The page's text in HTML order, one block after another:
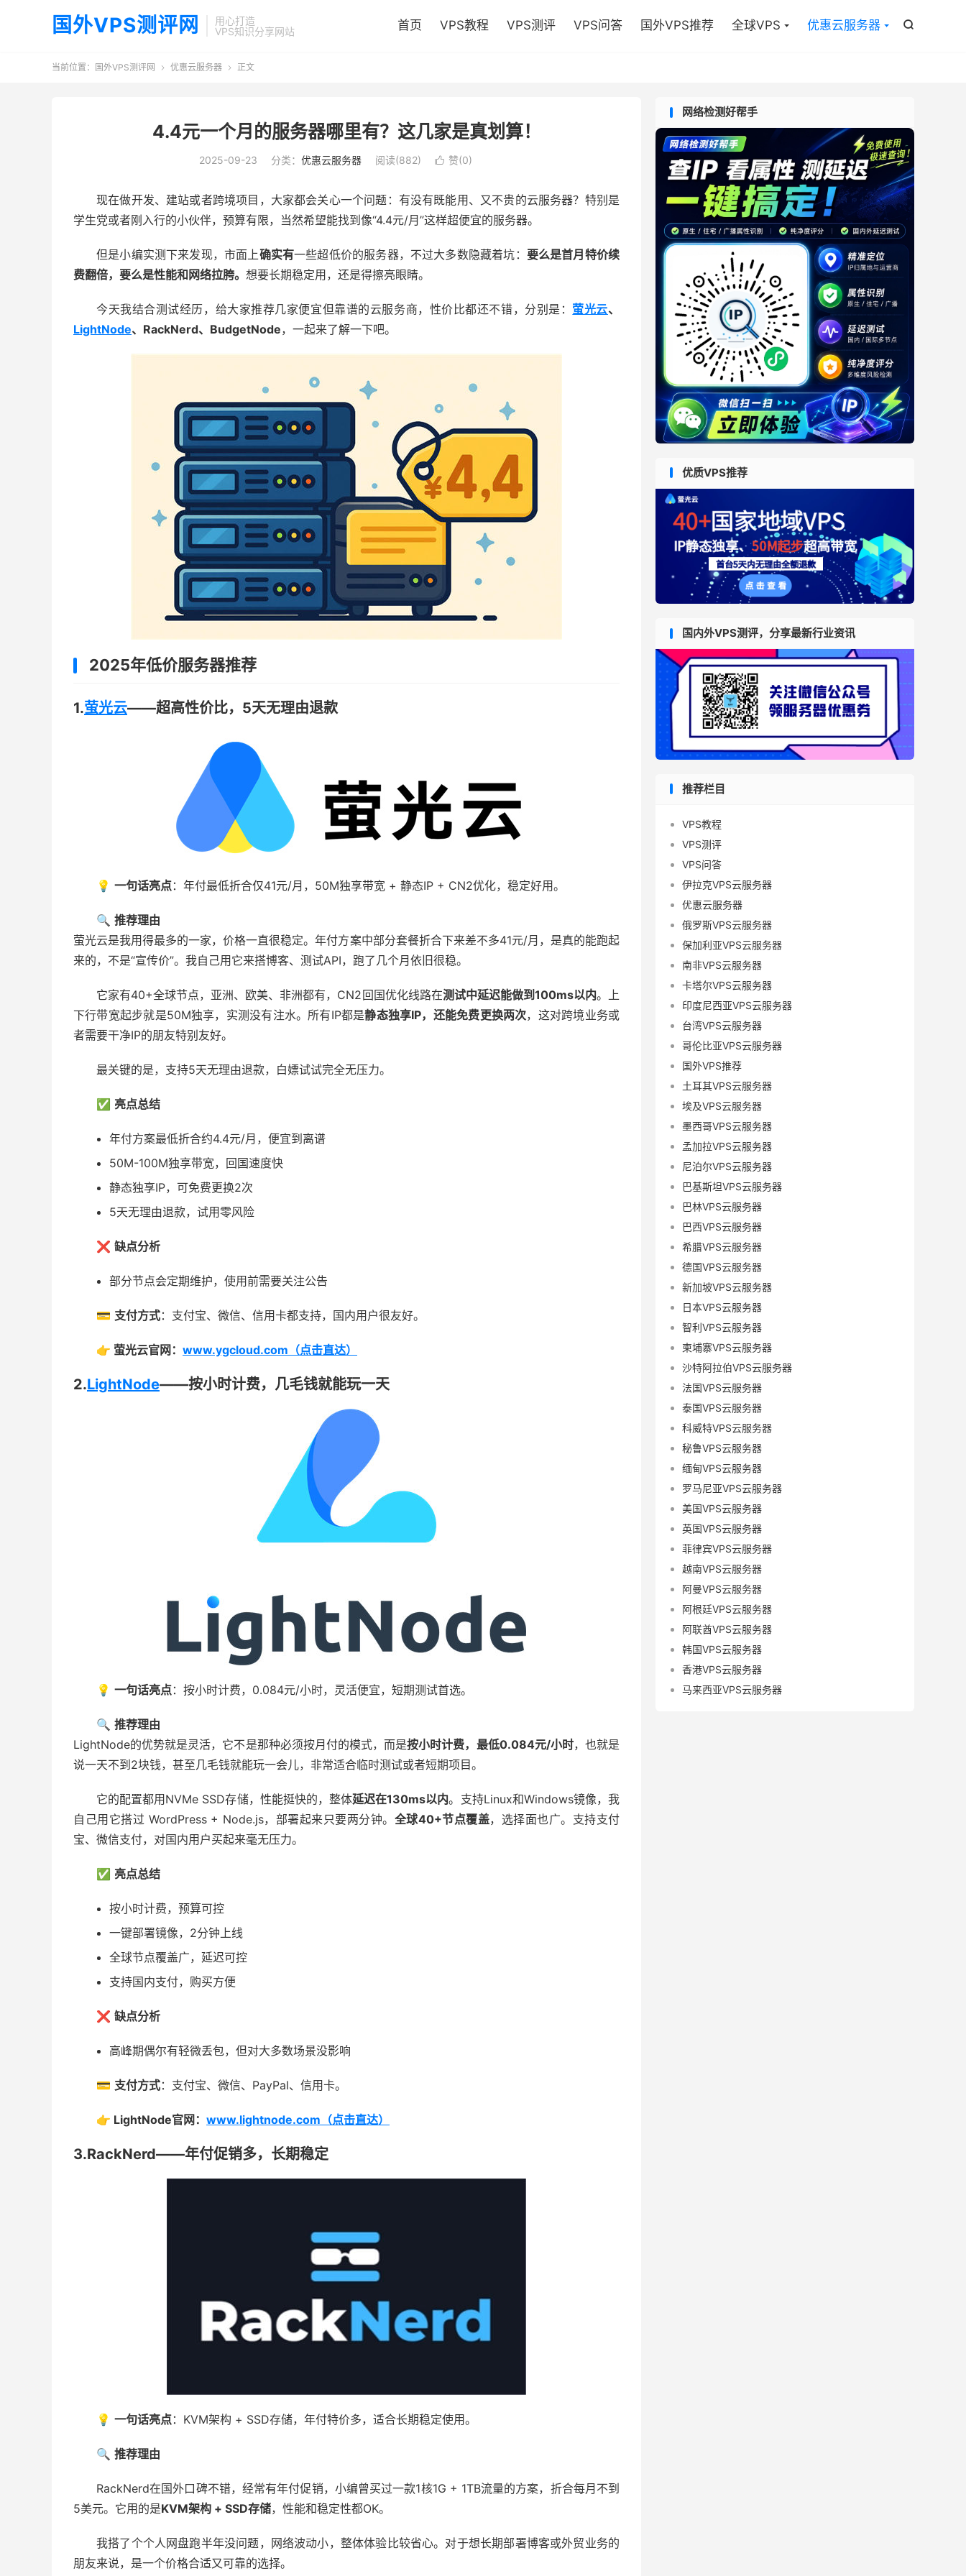
国外VPS测评网
用心打造
VPS知识分享网站

首页 VPS教程 VPS测评 VPS问答 国外VPS推荐 全球VPS 优惠云服务器
当前位置： 国外VPS测评网  优惠云服务器  正文
4.4元一个月的服务器哪里有？这几家是真划算！
2025-09-23 分类： 优惠云服务器 阅读(882)  赞(0)
现在做开发、建站或者跨境项目，大家都会关心一个问题：有没有既能用、又不贵的云服务器？特别是
学生党或者刚入行的小伙伴，预算有限，当然希望能找到像“4.4元/月”这样超便宜的服务器。
但是小编实测下来发现，市面上确实有一些超低价的服务器，不过大多数隐藏着坑： 要么是首月特价续
费翻倍，要么是性能和网络拉胯。 想要长期稳定用，还是得擦亮眼睛。
今天我结合测试经历，给大家推荐几家便宜但靠谱的云服务商，性价比都还不错，分别是： 萤光云、
LightNode、RackNerd、BudgetNode，一起来了解一下吧。
2025年低价服务器推荐
1.萤光云——超高性价比，5天无理由退款
💡 一句话亮点：年付最低折合仅41元/月，50M独享带宽 + 静态IP + CN2优化，稳定好用。
🔍 推荐理由
萤光云是我用得最多的一家，价格一直很稳定。年付方案中部分套餐折合下来差不多41元/月，是真的能跑起
来的，不是“宣传价”。我自己用它来搭博客、测试API，跑了几个月依旧很稳。
它家有40+全球节点，亚洲、欧美、非洲都有，CN2回国优化线路在测试中延迟能做到100ms以内。上
下行带宽起步就是50M独享，实测没有注水。所有IP都是静态独享IP，还能免费更换两次，这对跨境业务或
者需要干净IP的朋友特别友好。
最关键的是，支持5天无理由退款，白嫖试试完全无压力。
✅ 亮点总结
年付方案最低折合约4.4元/月，便宜到离谱
50M-100M独享带宽，回国速度快
静态独享IP，可免费更换2次
5天无理由退款，试用零风险
❌ 缺点分析
部分节点会定期维护，使用前需要关注公告
💳 支付方式：支付宝、微信、信用卡都支持，国内用户很友好。
👉 萤光云官网： www.ygcloud.com（点击直达）
2.LightNode——按小时计费，几毛钱就能玩一天
💡 一句话亮点：按小时计费，0.084元/小时，灵活便宜，短期测试首选。
🔍 推荐理由
LightNode的优势就是灵活，它不是那种必须按月付的模式，而是按小时计费，最低0.084元/小时，也就是
说一天不到2块钱，甚至几毛钱就能玩一会儿，非常适合临时测试或者短期项目。
它的配置都用NVMe SSD存储，性能挺快的，整体延迟在130ms以内。支持Linux和Windows镜像，我
自己用它搭过 WordPress + Node.js，部署起来只要两分钟。 全球40+节点覆盖，选择面也广。支持支付
宝、微信支付，对国内用户买起来毫无压力。
✅ 亮点总结
按小时计费，预算可控
一键部署镜像，2分钟上线
全球节点覆盖广，延迟可控
支持国内支付，购买方便
❌ 缺点分析
高峰期偶尔有轻微丢包，但对大多数场景没影响
💳 支付方式：支付宝、微信、PayPal、信用卡。
👉 LightNode官网： www.lightnode.com（点击直达）
3.RackNerd——年付促销多，长期稳定
💡 一句话亮点：KVM架构 + SSD存储，年付特价多，适合长期稳定使用。
🔍 推荐理由
RackNerd在国外口碑不错，经常有年付促销，小编曾买过一款1核1G + 1TB流量的方案，折合每月不到
5美元。它用的是KVM架构 + SSD存储，性能和稳定性都OK。
我搭了个个人网盘跑半年没问题，网络波动小，整体体验比较省心。对于想长期部署博客或外贸业务的
朋友来说，是一个价格合适又可靠的选择。
网络检测好帮手
优质VPS推荐
国内外VPS测评，分享最新行业资讯
推荐栏目
VPS教程
VPS测评
VPS问答
伊拉克VPS云服务器
优惠云服务器
俄罗斯VPS云服务器
保加利亚VPS云服务器
南非VPS云服务器
卡塔尔VPS云服务器
印度尼西亚VPS云服务器
台湾VPS云服务器
哥伦比亚VPS云服务器
国外VPS推荐
土耳其VPS云服务器
埃及VPS云服务器
墨西哥VPS云服务器
孟加拉VPS云服务器
尼泊尔VPS云服务器
巴基斯坦VPS云服务器
巴林VPS云服务器
巴西VPS云服务器
希腊VPS云服务器
德国VPS云服务器
新加坡VPS云服务器
日本VPS云服务器
智利VPS云服务器
柬埔寨VPS云服务器
沙特阿拉伯VPS云服务器
法国VPS云服务器
泰国VPS云服务器
科威特VPS云服务器
秘鲁VPS云服务器
缅甸VPS云服务器
罗马尼亚VPS云服务器
美国VPS云服务器
英国VPS云服务器
菲律宾VPS云服务器
越南VPS云服务器
阿曼VPS云服务器
阿根廷VPS云服务器
阿联酋VPS云服务器
韩国VPS云服务器
香港VPS云服务器
马来西亚VPS云服务器